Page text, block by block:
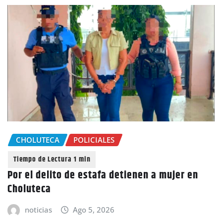
CHOLUTECA POLICIALES
Por el delito de estafa detienen a mujer en
Choluteca
noticias Ago 5, 2026